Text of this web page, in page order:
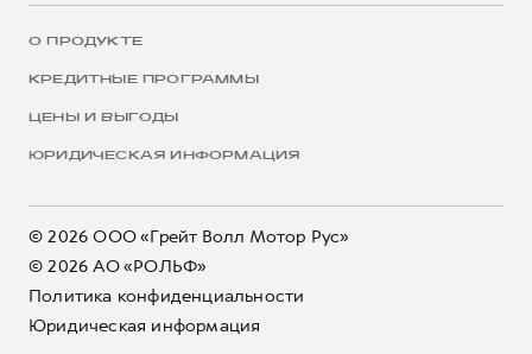
О ПРОДУКТЕ
КРЕДИТНЫЕ ПРОГРАММЫ
ЦЕНЫ И ВЫГОДЫ
ЮРИДИЧЕСКАЯ ИНФОРМАЦИЯ
© 2026 ООО «Грейт Волл Мотор Рус»
© 2026 АО «РОЛЬФ»
Политика конфиденциальности
Юридическая информация